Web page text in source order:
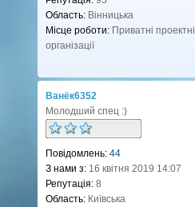
Область: Вінницька
Місце роботи: Приватні проектні
організації
Ванёк6352
Молодший спец :)
Повідомлень: 44
З нами з: 16 квітня 2019 14:07
Репутація: 8
Область: Київська